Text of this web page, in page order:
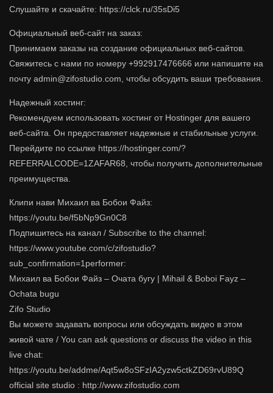
Слушайте и скачайте: https://clck.ru/35sDi5
Официальный веб-сайт на заказ:
Принимаем заказы на создание официальных веб-сайтов.
Свяжитесь с нами по номеру +992917476666 или напишите на
почту admin@zifostudio.com, чтобы обсудить ваши требования.
Надежный хостинг:
Рекомендуем использовать хостинг от Hostinger для вашего
веб-сайта. Он предоставляет надежные и стабильные услуги.
Перейдите по ссылке https://hostinger.com/?
REFERRALCODE=1ZAFAR68, чтобы получить дополнительные
преимущества.
Клипи нави Михаил ва Бобои Файз:
https://youtu.be/f5bNp9Gn0C8
Подпишитесь на канал / Subscribe to the channel:
https://www.youtube.com/c/zifostudio?
sub_confirmation=1performer:
Михаил ва Бобои Файз – Очата бугу | Mihail & Boboi Fayz –
Ochata bugu
Zifo Studio
Вы можете задавать вопросы или обсуждать видео в этом
живой чате / You can ask questions or discuss the video in this
live chat:
https://youtu.be/addme/Aqt5w8oSFzIA2yzw5ctkZD69rvU89Q
official site studio : http://www.zifostudio.com